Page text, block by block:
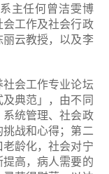
主任何曾洁雯博
工作及社会行政
云教授，以及李
社会工作专业论坛
典范」，由不同
统管理、社会政
战和心得；第二
龄化，社会对宁
高，病人需要的